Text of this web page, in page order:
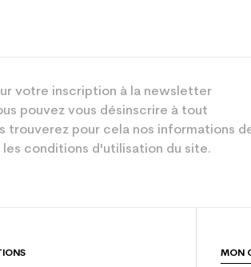
votre inscription à la newsletter
pouvez vous désinscrire à tout
trouverez pour cela nos informations
conditions d'utilisation du site.
MON